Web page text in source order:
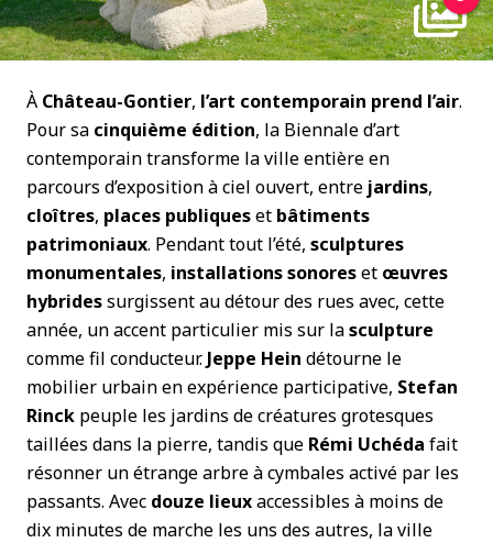
À Château-Gontier, l’art contemporain prend l’air.
Pour sa cinquième édition, la Biennale d’art
contemporain transforme la ville entière en
parcours d’exposition à ciel ouvert, entre jardins,
cloîtres, places publiqueset bâtiments
patrimoniaux. Pendant tout l’été, sculptures
monumentales, installationssonoreset œuvres
hybridessurgissent au détour des rues avec, cette
année, un accent particulier mis sur lasculpture
comme fil conducteur. Jeppe Hein détourne le
mobilier urbain en expérience participative, Stefan
Rinck peuple les jardins de créatures grotesques
taillées dans la pierre, tandis que Rémi Uchéda fait
résonner un étrange arbre à cymbales activé par les
passants. Avec douze lieuxaccessibles à moins de
dix minutes de marche les uns des autres, la ville